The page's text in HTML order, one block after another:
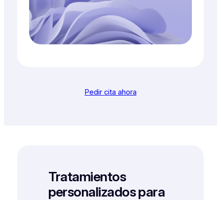
Pedir cita ahora
Tratamientos
personalizados para